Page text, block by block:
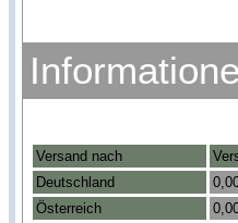
Versand nach
Deutschland
Österreich